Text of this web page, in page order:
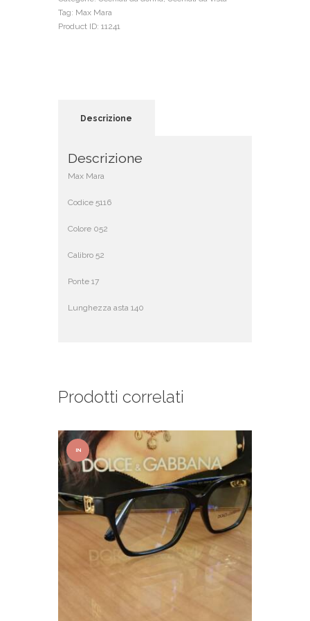
Tag: Max Mara
Product ID: 11241
Descrizione
Descrizione
Max Mara
Codice 5116
Colore 052
Calibro 52
Ponte 17
Lunghezza asta 140
Prodotti correlati
IN
OFFER